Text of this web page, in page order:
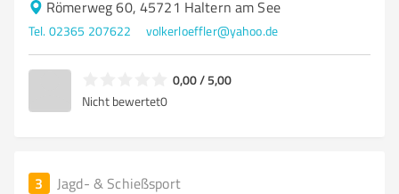
Römerweg 60, 45721 Haltern am See
Tel. 02365 207622 volkerloeffler@yahoo.de
0,00 / 5,00
Nicht bewertet0
3 Jagd- & Schießsport